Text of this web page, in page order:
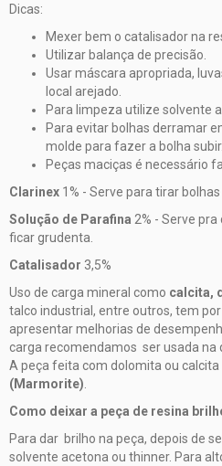
Dicas:
Mexer bem o catalisador na
Utilizar balança de precisão.
Usar máscara apropriada,
local arejado.
Para limpeza utilize solvente
Para evitar bolhas derramar
molde para fazer a bolha subir.
Peças maciças é necessário
Clarinex 1% - Serve para tirar bolhas
Solução de Parafina 2% - Serve
ficar grudenta.
Catalisador 3,5%
Uso de carga mineral como calcita,
talco industrial, entre outros, tem
apresentar melhorias de
carga recomendamos ser usada na
A peça feita com dolomita ou calcita
(Marmorite)
Como deixar a peça de resina
Para dar brilho na peça, depois de
solvente acetona ou thinner. Para